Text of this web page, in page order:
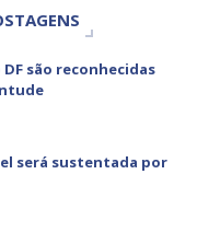
DF são reconhecidas
será sustentada por